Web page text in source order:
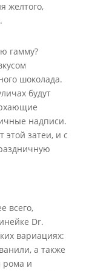
желтого,
гамму?
шоколада.
будут
надписи.
этой затеи, и с
всего,
Dr.
вариациях:
а также
рома и